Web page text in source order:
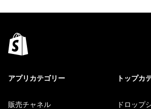
アプリカテゴリー
販売チャネル
トップカ
ドロップ